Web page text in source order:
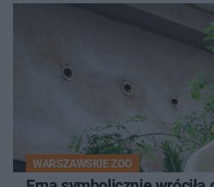
WARSZAWSKIE ZOO